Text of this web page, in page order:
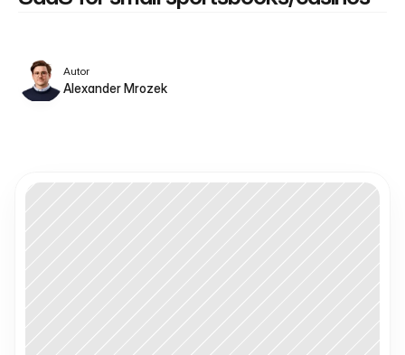
Autor
Alexander Mrozek